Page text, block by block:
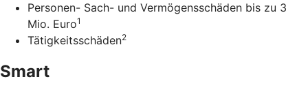
Personen- Sach- und Vermögensschäden bis zu 3
Mio. Euro1
Tätigkeitsschäden2
Smart